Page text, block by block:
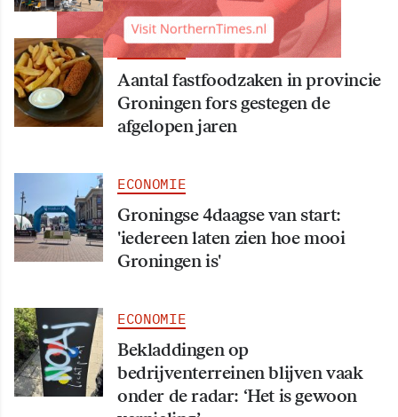
ECONOMIE
Aantal fastfoodzaken in provincie
Groningen fors gestegen de
afgelopen jaren
ECONOMIE
Groningse 4daagse van start:
'iedereen laten zien hoe mooi
Groningen is'
ECONOMIE
Bekladdingen op
bedrijventerreinen blijven vaak
onder de radar: ‘Het is gewoon